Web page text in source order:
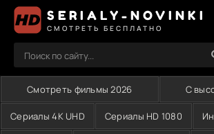
SERIALY-NOVINKI
СМОТРЕТЬ БЕСПЛАТНО
Смотреть фильмы 2026 С
Сериалы 4K UHD Сериалы HD 1080